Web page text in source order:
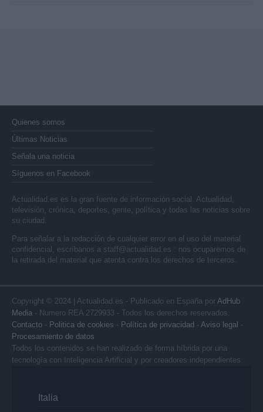
Quienes somos
Últimas Noticias
Señala una noticia
Síguenos en Facebook
Actualidad.es es la gran fuente de información social. Actualidad,
televisión, crónica, deportes, gente, política y todas las noticias sobre
su ciudad.
Para señalar a la redacción de cualquier error en el uso del material
confidencial, escríbanos a staff@actualidad.es : nos ocuparemos de
la retirada del material que atenta contra los derechos de terceros.
Copyright © 2024 | Actualidad.es - Publicado en España por AdHub
Media - Numero REA 2729933 - Todos los derechos reservados.
Contacto - Politica de cookies - Política de privacidad - Aviso legal -
Procesamiento de datos
Todos los contenidos se han realizado de forma híbrida por una
tecnología con Inteligencia Artificial y por creadores independientes
Italia